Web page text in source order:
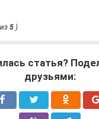
из 5 )
статья?
друзьями: